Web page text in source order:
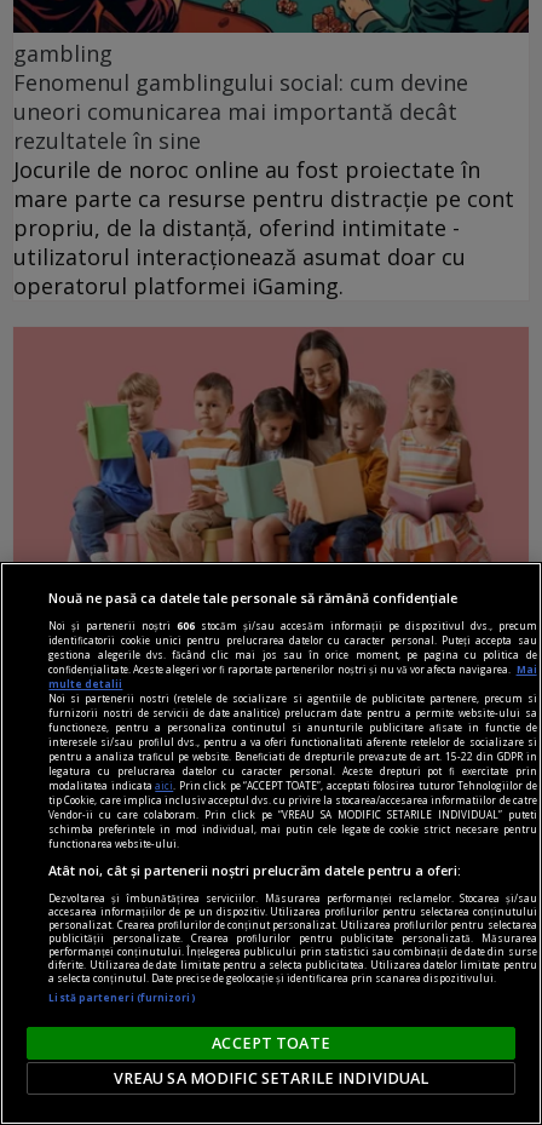
gambling
Fenomenul gamblingului social: cum devine
uneori comunicarea mai importantă decât
rezultatele în sine
Jocurile de noroc online au fost proiectate în
mare parte ca resurse pentru distracție pe cont
propriu, de la distanță, oferind intimitate -
utilizatorul interacționează asumat doar cu
operatorul platformei iGaming.
cititori
„Insula” care unește. Cum aduni într-un spațiu
mic o comunitate de cititori?
O comunitate de cititori nu are nevoie de o sală
mare sau de bugete generoase. Are nevoie de
intenție clară, organizare și cărți potrivite.
Nouă ne pasă ca datele tale personale să rămână confidențiale
Noi și partenerii noștri606 stocăm și/sau accesăm informații pe dispozitivul dvs., precum
identificatorii cookie unici pentru prelucrarea datelor cu caracter personal. Puteți accepta sau
gestiona alegerile dvs. făcând clic mai jos sau în orice moment, pe pagina cu politica de
confidențialitate. Aceste alegeri vor fi raportate partenerilor noștri și nu vă vor afecta navigarea.
Mai
multe detalii
Noi si partenerii nostri (retelele de socializare si agentiile de publicitate partenere, precum si
furnizorii nostri de servicii de date analitice) prelucram date pentru a permite website-ului sa
functioneze, pentru a personaliza continutul si anunturile publicitare afisate in functie de
interesele si/sau profilul dvs., pentru a va oferi functionalitati aferente retelelor de socializare si
pentru a analiza traficul pe website. Beneficiati de drepturile prevazute de art. 15-22 din GDPR in
legatura cu prelucrarea datelor cu caracter personal. Aceste drepturi pot fi exercitate prin
modalitatea indicataaici
. Prin click pe “ACCEPT TOATE”, acceptati folosirea tuturor Tehnologiilor de
tip Cookie, care implica inclusiv acceptul dvs. cu privire la stocarea/accesarea informatiilor de catre
Vendor-ii cu care colaboram. Prin click pe “VREAU SA MODIFIC SETARILE INDIVIDUAL” puteti
schimba preferintele in mod individual, mai putin cele legate de cookie strict necesare pentru
functionarea website-ului.
Atât noi, cât și partenerii noștri prelucrăm datele pentru a oferi:
Dezvoltarea și îmbunătățirea serviciilor. Măsurarea performanței reclamelor. Stocarea și/sau
accesarea informațiilor de pe un dispozitiv. Utilizarea profilurilor pentru selectarea conținutului
personalizat. Crearea profilurilor de conținut personalizat. Utilizarea profilurilor pentru selectarea
publicității personalizate. Crearea profilurilor pentru publicitate personalizată. Măsurarea
performanței conținutului. Înțelegerea publicului prin statistici sau combinații de date din surse
diferite. Utilizarea de date limitate pentru a selecta publicitatea. Utilizarea datelor limitate pentru
a selecta conținutul. Date precise de geolocație și identificarea prin scanarea dispozitivului.
Listă parteneri (furnizori)
ACCEPT TOATE
VREAU SA MODIFIC SETARILE INDIVIDUAL